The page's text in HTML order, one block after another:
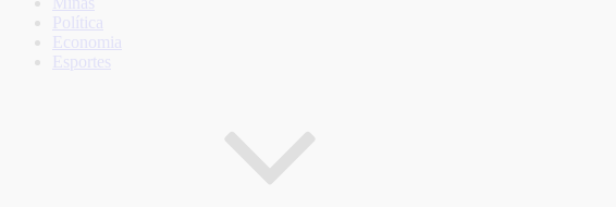
Política
Economia
Esportes